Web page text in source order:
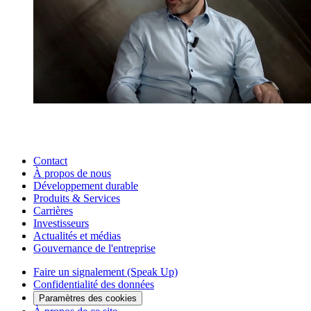
Contact
À propos de nous
Développement durable
Produits & Services
Carrières
Investisseurs
Actualités et médias
Gouvernance de l'entreprise
Faire un signalement (Speak Up)
Confidentialité des données
Paramètres des cookies